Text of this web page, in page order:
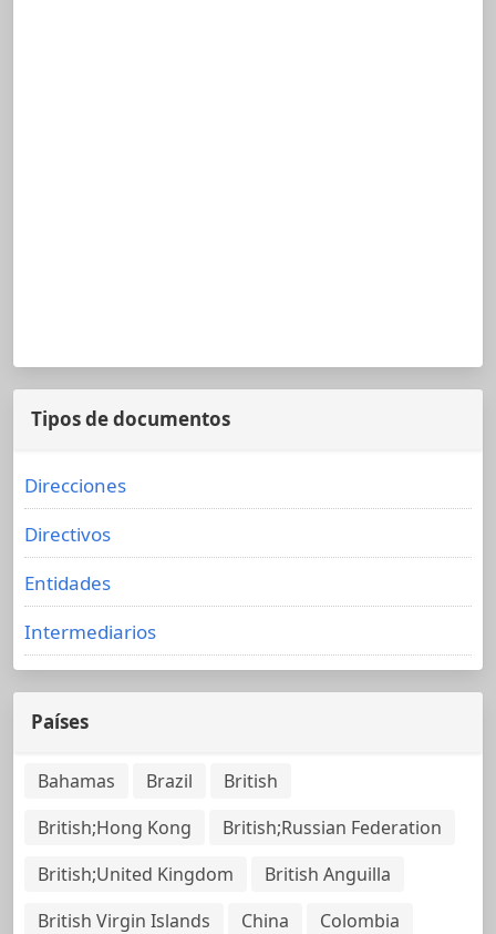
Tipos de documentos
Direcciones
Directivos
Entidades
Intermediarios
Países
Bahamas Brazil
British
British;Hong Kong
British;Russian Federation
British;United Kingdom
British Anguilla
British Virgin Islands
China
Colombia